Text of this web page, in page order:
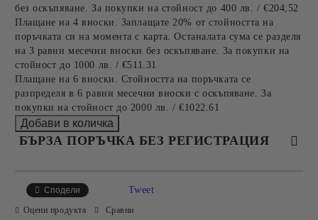
без оскъпяване. За покупки на стойност до 400 лв. / €204,52
Плащане на 4 вноски. Заплащате 20% от стойността на
поръчката си на момента с карта. Останалата сума се разделя
на 3 равни месечни вноски без оскъпяване. За покупки на
стойност до 1000 лв. / €511.31
Плащане на 6 вноски. Стойността на поръчката се
разпределя в 6 равни месечни вноски с оскъпяване. За
покупки на стойност до 2000 лв. / €1022.61
БЪРЗА ПОРЪЧКА БЕЗ РЕГИСТРАЦИЯ
Сподели
Tweet
Оцени продукта Сравни